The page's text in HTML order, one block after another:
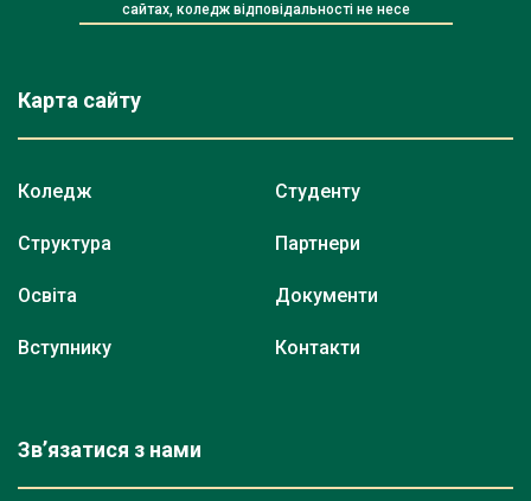
сайтах, коледж відповідальності не несе
Карта сайту
Коледж
Структура
Освіта
Вступнику
Студенту
Партнери
Документи
Контакти
Зв’язатися з нами